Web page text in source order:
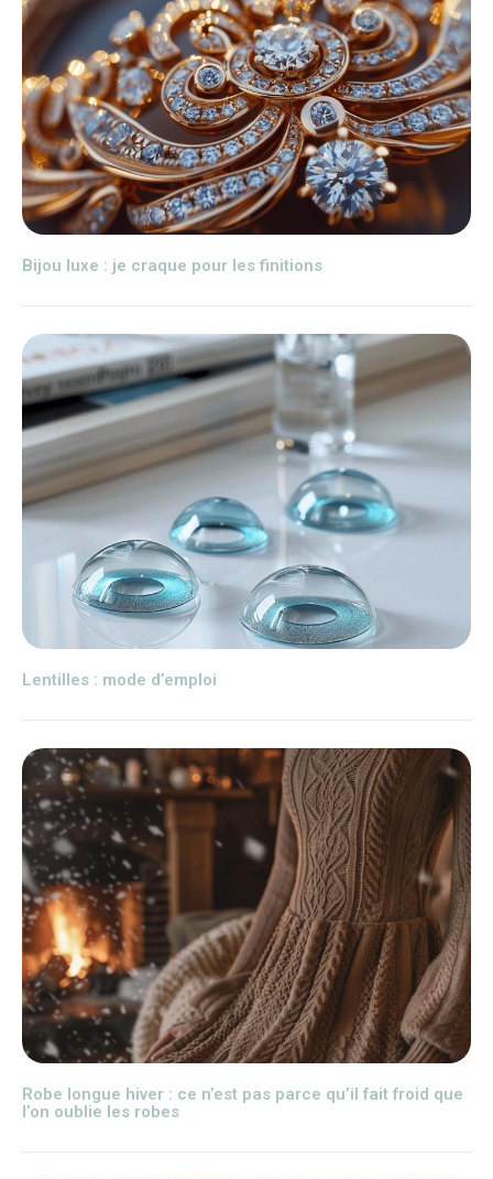
Bijou luxe : je craque pour les finitions
Lentilles : mode d’emploi
Robe longue hiver : ce n’est pas parce qu’il fait froid que
l’on oublie les robes